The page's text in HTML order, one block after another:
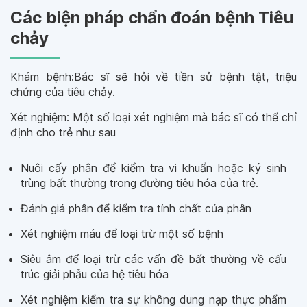
Các biện pháp chẩn đoán bệnh Tiêu
chảy
Khám bệnh:Bác sĩ sẽ hỏi về tiền sử bệnh tật, triệu
chứng của tiêu chảy.
Xét nghiệm: Một số loại xét nghiệm mà bác sĩ có thể chỉ
định cho trẻ như sau
Nuôi cấy phân để kiểm tra vi khuẩn hoặc ký sinh
trùng bất thường trong đường tiêu hóa của trẻ.
Đánh giá phân để kiểm tra tính chất của phân
Xét nghiệm máu để loại trừ một số bệnh
Siêu âm để loại trừ các vấn đề bất thường về cấu
trúc giải phẫu của hệ tiêu hóa
Xét nghiệm kiểm tra sự không dung nạp thực phẩm